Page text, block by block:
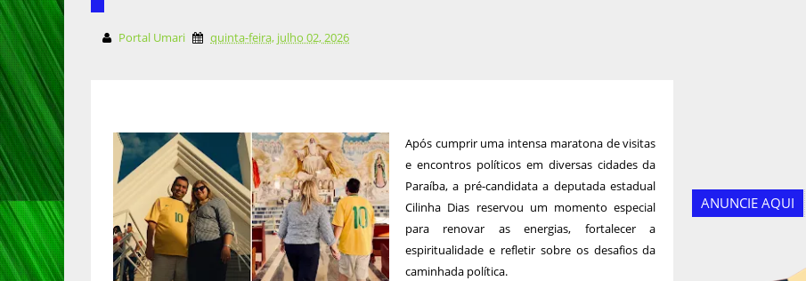
Portal Umari quinta-feira, julho 02, 2026
Após cumprir uma intensa maratona de visitas
e encontros políticos em diversas cidades da
Paraíba, a pré-candidata a deputada estadual
Cilinha Dias reservou um momento especial
para renovar as energias, fortalecer a
espiritualidade e refletir sobre os desafios da
caminhada política.
ANUNCIE AQUI